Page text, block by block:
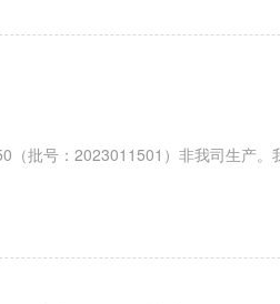
批号：2023011501）非我司生产